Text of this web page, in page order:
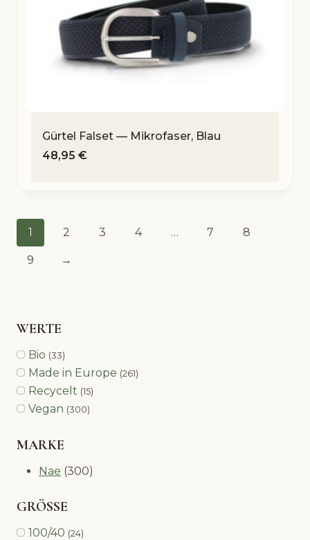
Gürtel Falset — Mikrofaser, Blau
48,95 €
1 2 3 4 … 7 8
9 →
WERTE
Bio (33)
Made in Europe (261)
Recycelt (15)
Vegan (300)
MARKE
Nae (300)
GRÖSSE
100/40 (24)